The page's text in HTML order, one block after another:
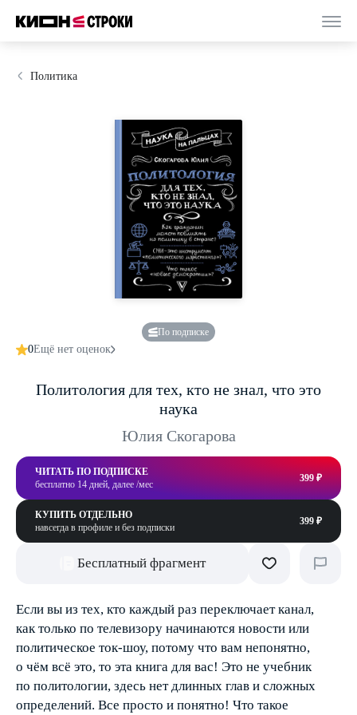
Политика
По подписке
0Ещё нет оценок
Политология для тех, кто не знал, что это
наука
Юлия Скогарова
ЧИТАТЬ ПО ПОДПИСКЕ
бесплатно 14 дней, далее /мес
399 ₽
КУПИТЬ ОТДЕЛЬНО
навсегда в профиле и без подписки
399 ₽
Бесплатный фрагмент
Если вы из тех, кто каждый раз переключает канал,
как только по телевизору начинаются новости или
политическое ток-шоу, потому что вам непонятно,
о чём всё это, то эта книга для вас! Это не учебник
по политологии, здесь нет длинных глав и сложных
определений. Все просто и понятно! Что такое